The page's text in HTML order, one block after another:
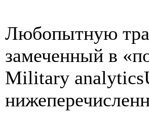
Любопытную
замеченный в
Military